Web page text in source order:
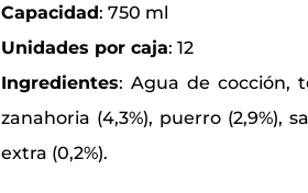
Capacidad: 750 ml
Unidades por caja: 12
Ingredientes:Agua de cocción,
zanahoria (4,3%), puerro (2,9%),
extra (0,2%).